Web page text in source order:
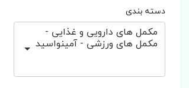
دسته بندی
مکمل های دارویی و غذایی -
مکمل های ورزشی - آمینواسید